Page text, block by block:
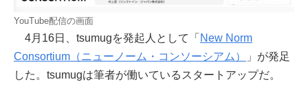
YouTube配信の画面
4月16日、tsumugを発起人として「 New Norm
Consortium（ニューノーム・コンソーシアム）
」が発足
した。tsumugは筆者が働いているスタートアップだ。